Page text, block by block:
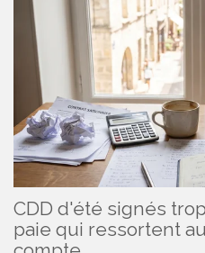
CDD d'été signés
paie qui ressortent